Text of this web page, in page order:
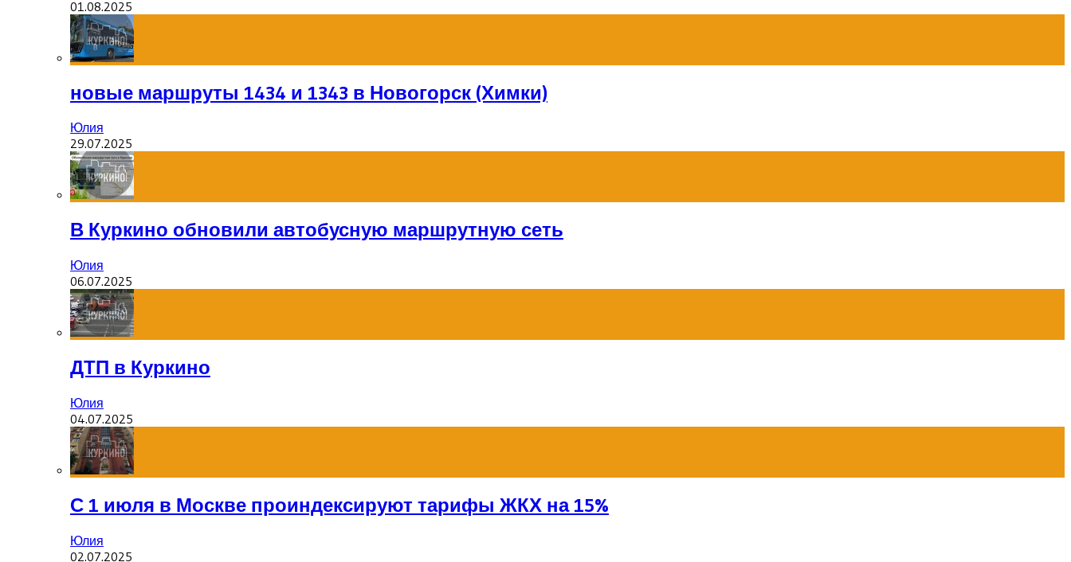
01.08.2025
новые маршруты 1434 и 1343 в Новогорск (Химки)
Юлия
29.07.2025
В Куркино обновили автобусную маршрутную сеть
Юлия
06.07.2025
ДТП в Куркино
Юлия
04.07.2025
С 1 июля в Москве проиндексируют тарифы ЖКХ на 15%
Юлия
02.07.2025